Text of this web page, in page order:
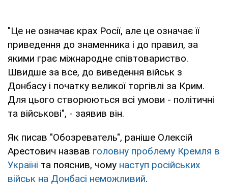
"Це не означає крах Росії, але це означає її
приведення до знаменника і до правил, за
якими грає міжнародне співтовариство.
Швидше за все, до виведення військ з
Донбасу і початку великої торгівлі за Крим.
Для цього створюються всі умови - політичні
та військові", - заявив він.
Як писав "Обозреватель", раніше Олексій
Арестович назвав головну проблему Кремля в
Україні та пояснив, чому наступ російських
військ на Донбасі неможливий.